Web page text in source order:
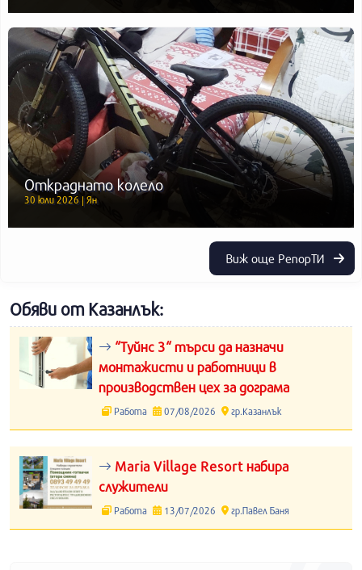
Откраднато колело
30 юли 2026 | Ян
Виж още РепорТИ
Обяви от Казанлък:
“Туйнс 3“ търси да назначи
монтажисти и работници в
производствен цех за дограма
Работа 07/08/2026 гр.Казанлък
Maria Village Resort набира
служители
Работа 13/07/2026 гр.Павел Баня